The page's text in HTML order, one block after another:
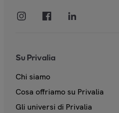
Su Privalia
Chi siamo
Cosa offriamo su Privalia
Gli universi di Privalia